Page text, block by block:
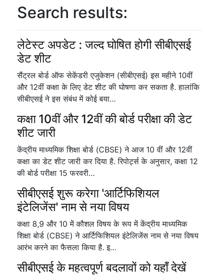
Search results:
लेटेस्ट अपडेट : जल्द घोषित होगी सीबीएसई
डेट शीट
सैंट्रल बोर्ड ऑफ सेकेंडरी एजुकेशन (सीबीएसई) इस महीने 10वीं
और 12वीं कक्षा के लिए डेट शीट की घोषणा कर सकता है. हालांकि
सीबीएसई ने इस संबंध में कोई बया…
कक्षा 10वीं और 12वीं की बोर्ड परीक्षा की डेट
शीट जारी
केंद्रीय माध्यमिक शिक्षा बोर्ड (CBSE) ने आज 10 वीं और 12वीं
कक्षा का डेट शीट जारी कर दिया है. रिपोर्ट्स के अनुसार, कक्षा 12
की बोर्ड परीक्षा 15 फरवरी…
सीबीएसई शुरू करेगा 'आर्टिफिशियल
इंटेलिजेंस' नाम से नया विषय
कक्षा 8,9 और 10 में कौशल विषय के रूप में केंद्रीय माध्यमिक
शिक्षा बोर्ड (CBSE) ने आर्टिफिशियल इंटेलिजेंस नाम से नया विषय
आरंभ करने का फैसला किया है. इ…
सीबीएसई के महत्वपूर्ण बदलावों को यहाँ देखें